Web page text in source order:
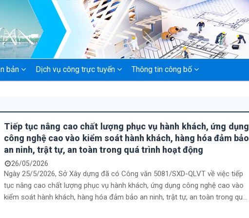
bản Dịch vụ công trực tuyến Thông tin công bố
Tiếp tục nâng cao chất lượng phục vụ hành khách, ứng dụng
công nghệ cao vào kiểm soát hành khách, hàng hóa đảm bảo
an ninh, trật tự, an toàn trong quá trình hoạt động
26/05/2026
Ngày 25/5/2026, Sở Xây dựng đã có Công văn 5081/SXD-QLVT về việc tiếp
tục nâng cao chất lượng phục vụ hành khách, ứng dụng công nghệ cao vào
kiểm soát hành khách, hàng hóa đảm bảo an ninh, trật tự, an toàn trong quá